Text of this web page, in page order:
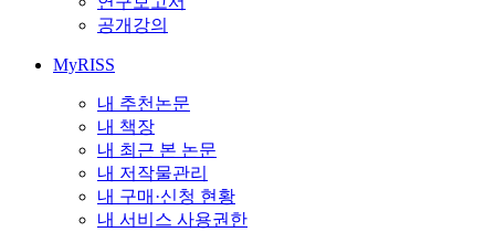
공개강의
MyRISS
내 추천논문
내 책장
내 최근 본 논문
내 저작물관리
내 구매·신청 현황
내 서비스 사용권한